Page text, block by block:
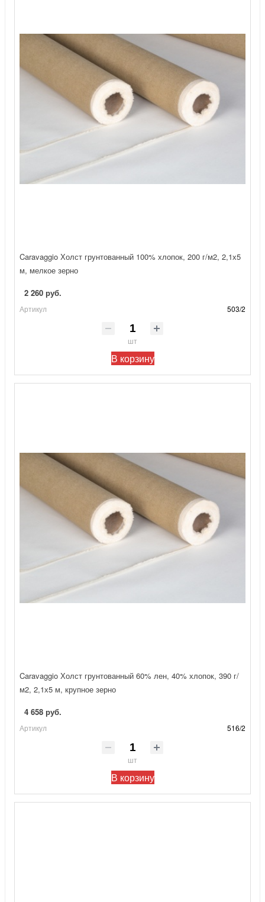
Caravaggio Холст грунтованный 100% хлопок, 200 г/м2, 2,1х5
м, мелкое зерно
2 260 руб.
Артикул 503/2
шт
В корзину
Caravaggio Холст грунтованный 60% лен, 40% хлопок, 390 г/
м2, 2,1х5 м, крупное зерно
4 658 руб.
Артикул 516/2
шт
В корзину